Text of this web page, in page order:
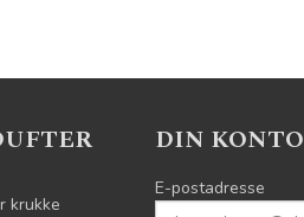
krukke
DIN KONTO
E-postadresse